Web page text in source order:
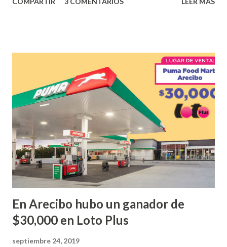
obtuvo un premio de $25,000,00 dólares. Este es el anuncio
ganador fue vendido en la farmacia Yarimar de la
Urbanización Las Lomas en el Municipio de San Juan
¡Enhorabuena que lo disfrute!
...
En Arecibo hubo un ganador de
$30,000 en Loto Plus
septiembre 24, 2019